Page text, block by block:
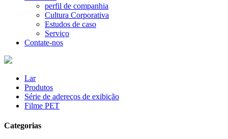
perfil de companhia
Cultura Corporativa
Estudos de caso
Serviço
Contate-nos
Lar
Produtos
Série de adereços de exibição
Filme PET
Categorias